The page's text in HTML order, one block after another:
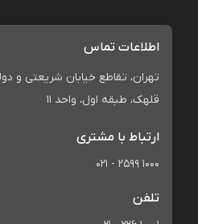
اطلاعات تماس
تهران، تقاطع خیابان شریعتی و
قلهک، طبقه اول، واحد 11
ارتباط با مشتری
021 - 2599 1000
تلفن